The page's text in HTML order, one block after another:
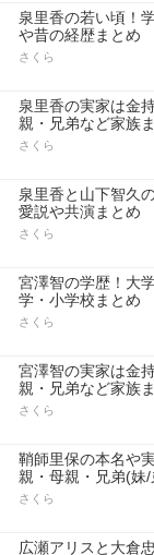
泉里香の若い頃！
や昔の経歴まとめ
さくら
泉里香の実家は金
親・兄弟など家族
さくら
泉里香と山下智久
愛説や共演まとめ
さくら
宮澤智の学歴！大
学・小学校まとめ
さくら
宮澤智の実家は金
親・兄弟など家族
さくら
鞘師里保の本名や
親・母親・兄弟(妹
さくら
広瀬アリスと大倉